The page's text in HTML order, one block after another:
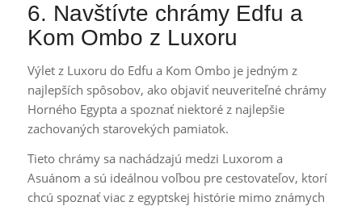
6. Navštívte chrámy Edfu a
Kom Ombo z Luxoru
Výlet z Luxoru do Edfu a Kom Ombo je jedným z
najlepších spôsobov, ako objaviť neuveriteľné chrámy
Horného Egypta a spoznať niektoré z najlepšie
zachovaných starovekých pamiatok.
Tieto chrámy sa nachádzajú medzi Luxorom a
Asuánom a sú ideálnou voľbou pre cestovateľov, ktorí
chcú spoznať viac z egyptskej histórie mimo známych